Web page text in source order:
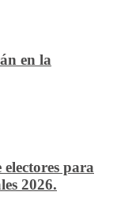
en la
para
2026.